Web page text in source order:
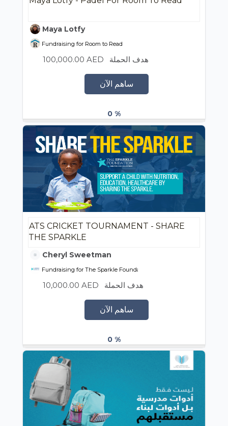
Maya Lotfy
Fundraising for Room to Read
هدف الحملة 100,000.00 AED
ساهم الآن
0 %
ATS CRICKET TOURNAMENT - SHARE
THE SPARKLE
Cheryl Sweetman
Fundraising for The Sparkle Foundation
هدف الحملة 10,000.00 AED
ساهم الآن
0 %